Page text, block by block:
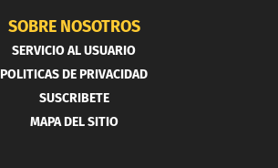
SOBRE NOSOTROS
SERVICIO AL USUARIO
POLITICAS DE PRIVACIDAD
SUSCRIBETE
MAPA DEL SITIO